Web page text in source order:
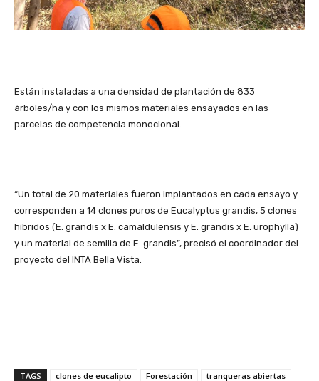
Están instaladas a una densidad de plantación de 833
árboles/ha y con los mismos materiales ensayados en las
parcelas de competencia monoclonal.
“Un total de 20 materiales fueron implantados en cada ensayo y
corresponden a 14 clones puros de Eucalyptus grandis, 5 clones
híbridos (E. grandis x E. camaldulensis y E. grandis x E. urophylla)
y un material de semilla de E. grandis”, precisó el coordinador del
proyecto del INTA Bella Vista.
TAGS clones de eucalipto Forestación tranqueras abiertas